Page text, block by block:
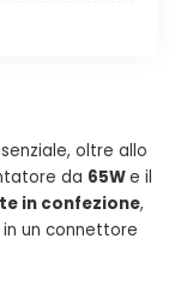
oltre allo
da 65We il
in confezione,
un connettore